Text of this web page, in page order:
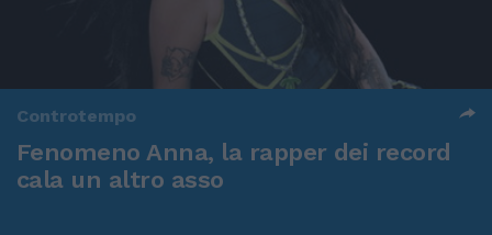
Controtempo
Fenomeno Anna, la rapper dei record
cala un altro asso